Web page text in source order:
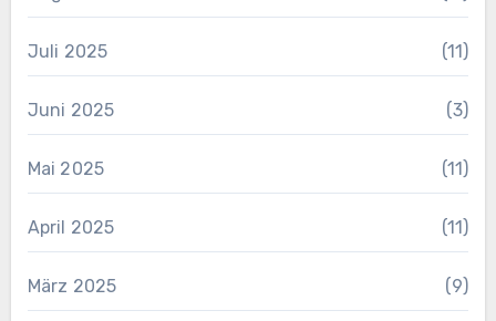
Juli 2025 (11)
Juni 2025 (3)
Mai 2025 (11)
April 2025 (11)
März 2025 (9)